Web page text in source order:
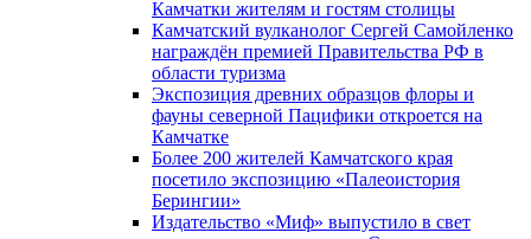
Камчатки жителям и гостям столицы
Камчатский вулканолог Сергей Самойленко
награждён премией Правительства РФ в
области туризма
Экспозиция древних образцов флоры и
фауны северной Пацифики откроется на
Камчатке
Более 200 жителей Камчатского края
посетило экспозицию «Палеоистория
Берингии»
Издательство «Миф» выпустило в свет